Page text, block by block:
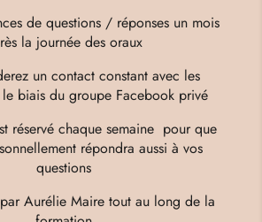
de questions / réponses un mois
la journée des oraux
un contact constant avec les
biais du groupe Facebook privé
réservé chaque semaine pour que
répondra aussi à vos
questions
Aurélie Maire tout au long de la